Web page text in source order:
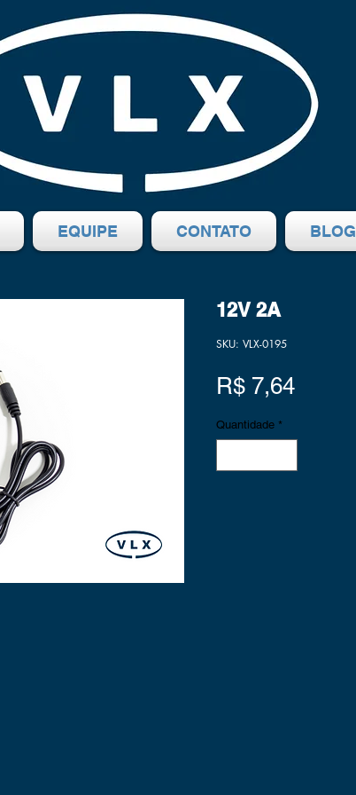
EQUIPE CONTATO BLOG
12V 2A
SKU: VLX-0195
R$ 7,64Preço
Quantidade *